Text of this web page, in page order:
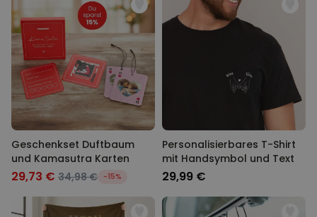
Geschenkset Duftbaum
und Kamasutra Karten
29,73 € 34,98 € -15%
Personalisierbares T-Shirt
mit Handsymbol und Text
29,99 €